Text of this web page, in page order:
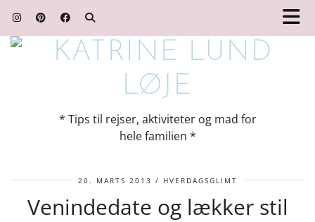
* Tips til rejser, aktiviteter og mad for
hele familien *
20. MARTS 2013 HVERDAGSGLIMT
Venindedate og lækker stil